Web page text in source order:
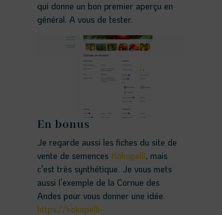
qui donne un bon premier aperçu en
général. A vous de tester.
En bonus
Je regarde aussi les fiches du site de
vente de semences Kokopelli, mais
c’est très synthétique. Je vous mets
aussi l’exemple de la Cornue des
Andes pour vous donner une idée.
https://kokopelli-